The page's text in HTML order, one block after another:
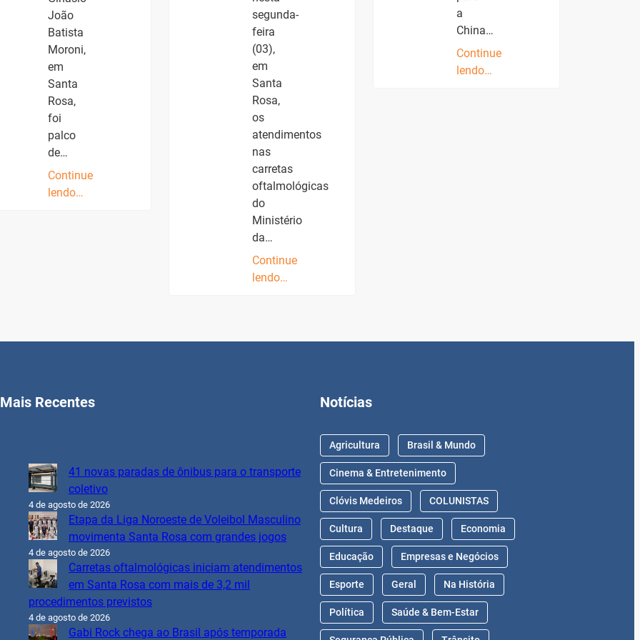
João
Batista
Moroni,
em
Santa
Rosa,
foi
palco
de…
Continue
lendo…
segunda-
feira
(03),
em
Santa
Rosa,
os
atendimentos
nas
carretas
oftalmológicas
do
Ministério
da…
Continue
lendo…
a
China…
Continue
lendo…
Mais Recentes
41 novas paradas de ônibus para o transporte
coletivo
4 de agosto de 2026
Etapa da Liga Noroeste de Voleibol Masculino
movimenta Santa Rosa com grandes jogos
4 de agosto de 2026
Carretas oftalmológicas iniciam atendimentos
em Santa Rosa com mais de 3,2 mil
procedimentos previstos
4 de agosto de 2026
Gabi Rock chega ao Brasil após temporada
Notícias
Agricultura Brasil & Mundo
Cinema & Entretenimento
Clóvis Medeiros COLUNISTAS
Cultura Destaque Economia
Educação Empresas e Negócios
Esporte Geral Na História
Política Saúde & Bem-Estar